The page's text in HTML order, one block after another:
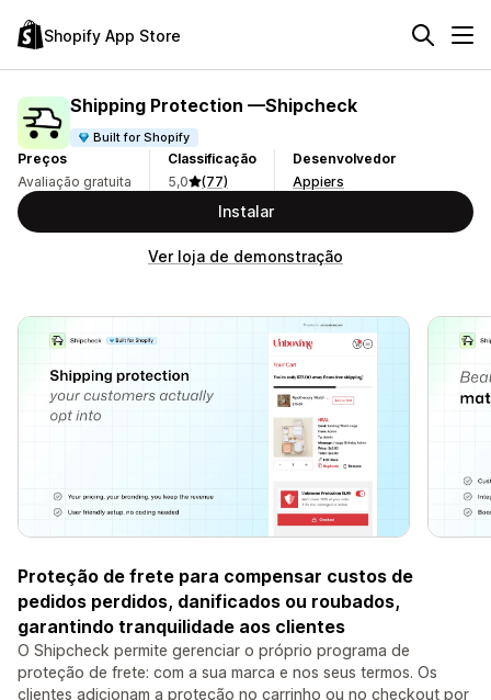
Shopify App Store
Shipping Protection —Shipcheck
Built for Shopify
Preços
Avaliação gratuita
Classificação
5,0
(77)
Desenvolvedor
Appiers
Instalar
Ver loja de demonstração
Proteção de frete para compensar custos de
pedidos perdidos, danificados ou roubados,
garantindo tranquilidade aos clientes
O Shipcheck permite gerenciar o próprio programa de
proteção de frete: com a sua marca e nos seus termos. Os
clientes adicionam a proteção no carrinho ou no checkout por